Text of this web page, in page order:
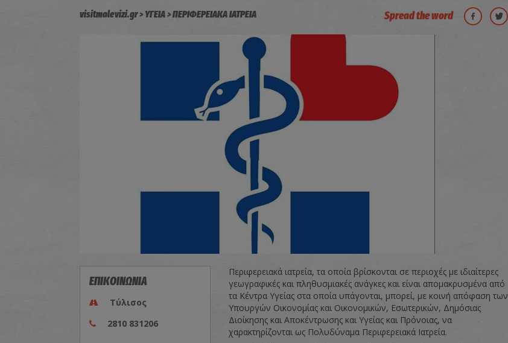
visitmalevizi.gr ΥΓΕΙΑ ΠΕΡΙΦΕΡΕΙΑΚΑ ΙΑΤΡΕΙΑ Spread the word
ΕΠΙΚΟΙΝΩΝΙΑ
Τύλισος
2810 831206
Περιφερειακά ιατρεία, τα οποία βρίσκονται σε περιοχές με ιδιαίτερες
γεωγραφικές και πληθυσμιακές ανάγκες και είναι απομακρυσμένα από
τα Κέντρα Υγείας στα οποία υπάγονται, μπορεί, με κοινή απόφαση των
Υπουργών Οικονομίας και Οικονομικών, Εσωτερικών, Δημόσιας
Διοίκησης και Αποκέντρωσης και Υγείας και Πρόνοιας, να
χαρακτηρίζονται ως Πολυδύναμα Περιφερειακά Ιατρεία.